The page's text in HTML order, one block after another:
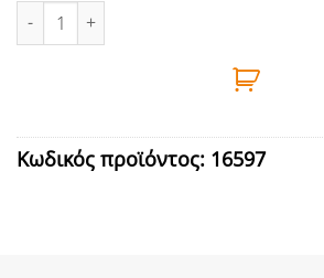
ΚΑΛΩΔΙΟ ΕΥΚΑΜΠΤΟ 2x0,5mm (ΤΙΜΗ
Κωδικός προϊόντος: 16597